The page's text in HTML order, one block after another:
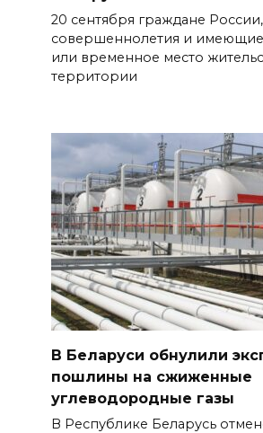
20 сентября граждане
совершеннолетия и
или временное место
территории
В Беларуси обнулили
пошлины на сжиженные
углеводородные газы
В Республике Беларусь